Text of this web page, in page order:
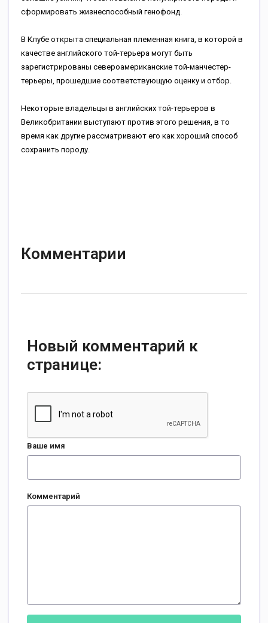
сформировать жизнеспособный генофонд.
В Клубе открыта специальная племенная книга, в которой в
качестве английского той-терьера могут быть
зарегистрированы североамериканские той-манчестер-
терьеры, прошедшие соответствующую оценку и отбор.
Некоторые владельцы в английских той-терьеров в
Великобритании выступают против этого решения, в то
время как другие рассматривают его как хороший способ
сохранить породу.
Комментарии
Новый комментарий к
странице:
Ваше имя
Комментарий